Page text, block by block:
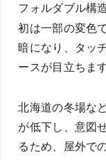
フォルダブル構
初は一部の変色
暗になり、タッ
ースが目立ちます
北海道の冬場な
が低下し、意図
るため、屋外で